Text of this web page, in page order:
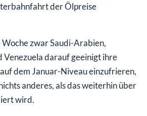
der Ölpreise
Woche zwar Saudi-Arabien,
Venezuela darauf geeinigt ihre
dem Januar-Niveau einzufrieren,
anderes, als das weiterhin über
wird.